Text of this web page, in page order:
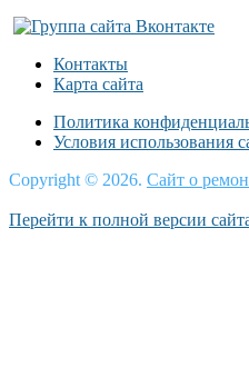
Контакты
Карта сайта
Политика
Условия использования
Copyright © 2026. Сайт о
Перейти к полной версии